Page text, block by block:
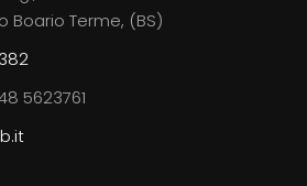
Boario Terme, (BS)
5623761